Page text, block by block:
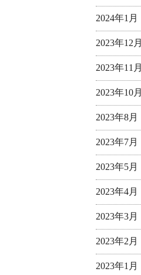
2024年1月
2023年12月
2023年11月
2023年10月
2023年8月
2023年7月
2023年5月
2023年4月
2023年3月
2023年2月
2023年1月